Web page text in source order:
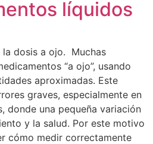
líquidos
la dosis a ojo. Muchas
“a ojo”, usando
aproximadas. Este
graves, especialmente en
donde una pequeña variación
y la salud. Por este motivo
cómo medir correctamente